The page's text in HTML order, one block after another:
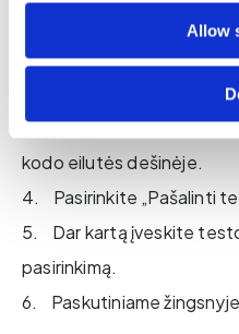
Allow
1. Prisijunkite naudodami
kodą.
2. Atverkite meniu
3. Spustelėkite
kodo eilutės dešinėje.
4. Pasirinkite „Pašalinti
5. Dar kartą įveskite
pasirinkimą.
6. Paskutiniame